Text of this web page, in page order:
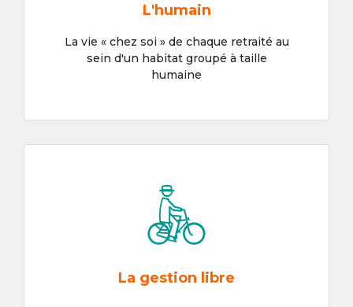
L'humain
La vie « chez soi » de chaque retraité au
sein d'un habitat groupé à taille
humaine
La gestion libre